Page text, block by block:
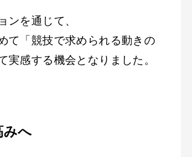
ンを通じて、
て「競技で求められる動きの
実感する機会となりました。
みへ